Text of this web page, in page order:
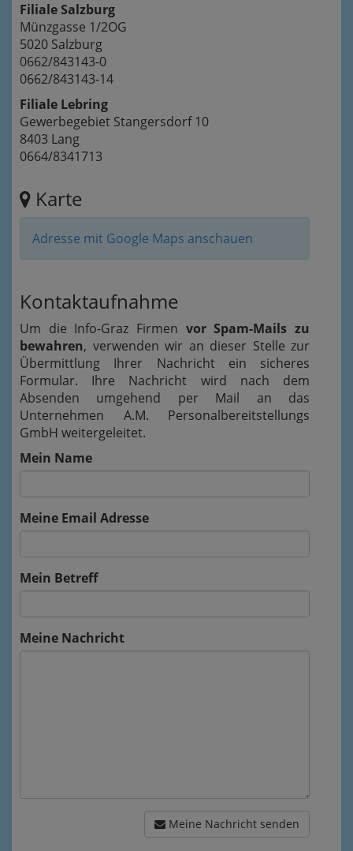
Filiale Salzburg
Münzgasse 1/2OG
5020 Salzburg
0662/843143-0
0662/843143-14
Filiale Lebring
Gewerbegebiet Stangersdorf 10
8403 Lang
0664/8341713
Karte
Adresse mit Google Maps anschauen
Kontaktaufnahme
Um die Info-Graz Firmen vor Spam-Mails zu
bewahren, verwenden wir an dieser Stelle zur
Übermittlung Ihrer Nachricht ein sicheres
Formular. Ihre Nachricht wird nach dem
Absenden umgehend per Mail an das
Unternehmen A.M. Personalbereitstellungs
GmbH weitergeleitet.
Mein Name
Meine Email Adresse
Mein Betreff
Meine Nachricht
Meine Nachricht senden